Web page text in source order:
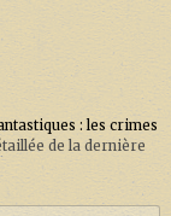
: les crimes
de la dernière